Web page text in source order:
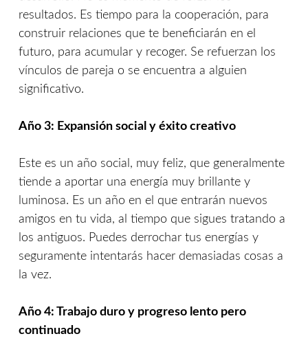
resultados. Es tiempo para la cooperación, para
construir relaciones que te beneficiarán en el
futuro, para acumular y recoger. Se refuerzan los
vínculos de pareja o se encuentra a alguien
significativo.
Año 3: Expansión social y éxito creativo
Este es un año social, muy feliz, que generalmente
tiende a aportar una energía muy brillante y
luminosa. Es un año en el que entrarán nuevos
amigos en tu vida, al tiempo que sigues tratando a
los antiguos. Puedes derrochar tus energías y
seguramente intentarás hacer demasiadas cosas a
la vez.
Año 4: Trabajo duro y progreso lento pero
continuado